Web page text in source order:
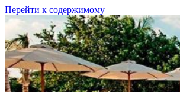
Перейти к содержимому